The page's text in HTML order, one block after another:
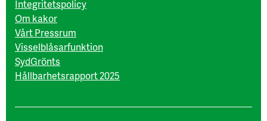
Integritetspolicy
Om kakor
Vårt Pressrum
Visselblåsarfunktion
SydGrönts
Hållbarhetsrapport 2025